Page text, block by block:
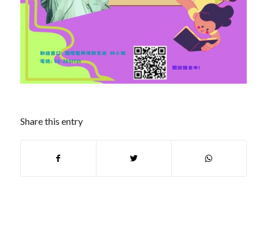
Share this entry